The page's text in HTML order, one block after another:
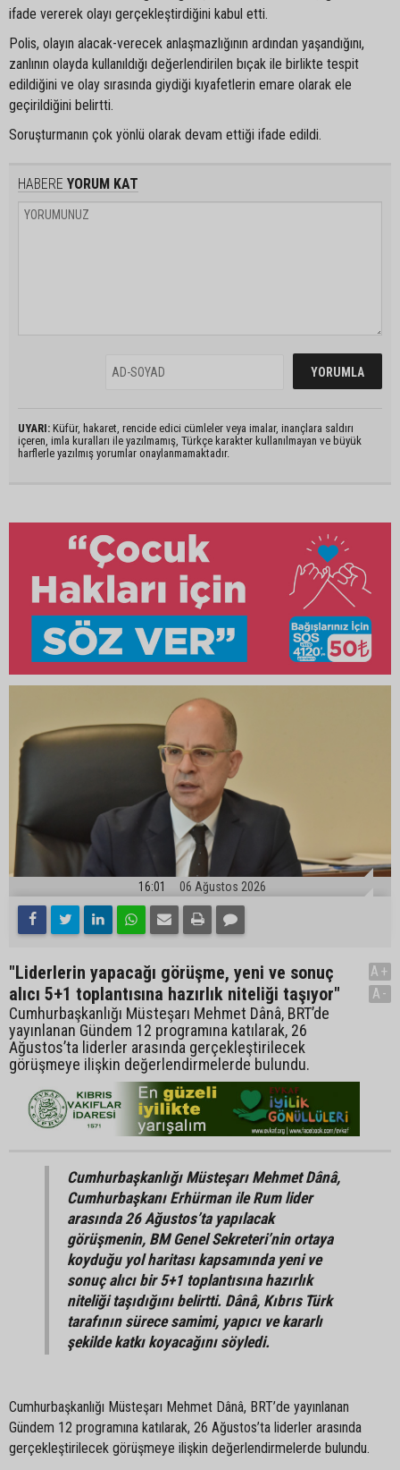
ifade vererek olayı gerçekleştirdiğini kabul etti.
Polis, olayın alacak-verecek anlaşmazlığının ardından yaşandığını,
zanlının olayda kullanıldığı değerlendirilen bıçak ile birlikte tespit
edildiğini ve olay sırasında giydiği kıyafetlerin emare olarak ele
geçirildiğini belirtti.
Soruşturmanın çok yönlü olarak devam ettiği ifade edildi.
HABERE YORUM KAT
UYARI: Küfür, hakaret, rencide edici cümleler veya imalar, inançlara saldırı
içeren, imla kuralları ile yazılmamış, Türkçe karakter kullanılmayan ve büyük
harflerle yazılmış yorumlar onaylanmamaktadır.
16:01 06 Ağustos 2026
"Liderlerin yapacağı görüşme, yeni ve sonuç
alıcı 5+1 toplantısına hazırlık niteliği taşıyor"
Cumhurbaşkanlığı Müsteşarı Mehmet Dânâ, BRT’de
yayınlanan Gündem 12 programına katılarak, 26
Ağustos’ta liderler arasında gerçekleştirilecek
görüşmeye ilişkin değerlendirmelerde bulundu.
A+
A-
Cumhurbaşkanlığı Müsteşarı Mehmet Dânâ,
Cumhurbaşkanı Erhürman ile Rum lider
arasında 26 Ağustos’ta yapılacak
görüşmenin, BM Genel Sekreteri’nin ortaya
koyduğu yol haritası kapsamında yeni ve
sonuç alıcı bir 5+1 toplantısına hazırlık
niteliği taşıdığını belirtti. Dânâ, Kıbrıs Türk
tarafının sürece samimi, yapıcı ve kararlı
şekilde katkı koyacağını söyledi.
Cumhurbaşkanlığı Müsteşarı Mehmet Dânâ, BRT’de yayınlanan
Gündem 12 programına katılarak, 26 Ağustos’ta liderler arasında
gerçekleştirilecek görüşmeye ilişkin değerlendirmelerde bulundu.